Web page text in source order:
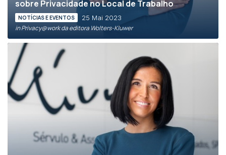
sobre Privacidade no Local de Trabalho
NOTÍCIAS E EVENTOS 25 Mai 2023
in Privacy@work da editora Wolters-Kluwer